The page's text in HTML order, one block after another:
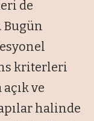
de
Bugün
kriterleri
ve
halinde